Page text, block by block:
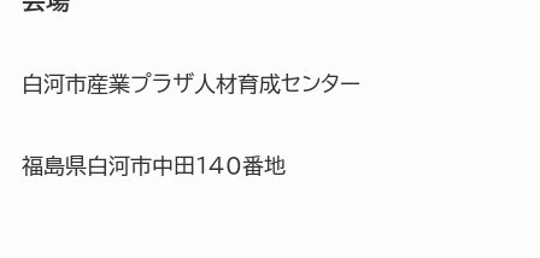
白河市産業プラザ人材育成センター
福島県白河市中田140番地